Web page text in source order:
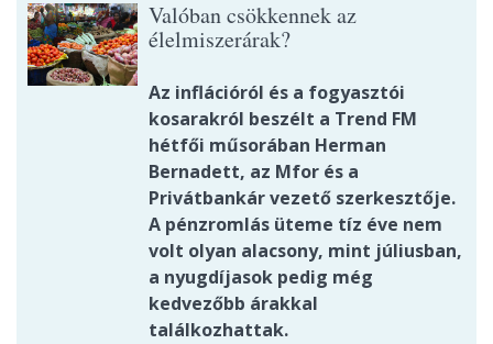
Valóban csökkennek az
élelmiszerárak?
Az inflációról és a fogyasztói
kosarakról beszélt a Trend FM
hétfői műsorában Herman
Bernadett, az Mfor és a
Privátbankár vezető szerkesztője.
A pénzromlás üteme tíz éve nem
volt olyan alacsony, mint júliusban,
a nyugdíjasok pedig még
kedvezőbb árakkal
találkozhattak.